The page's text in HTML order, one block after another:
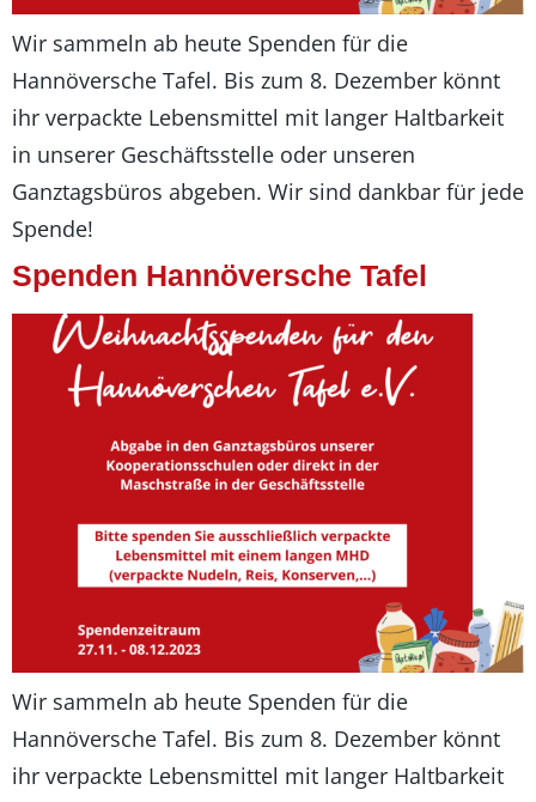
Wir sammeln ab heute Spenden für die
Hannöversche Tafel. Bis zum 8. Dezember könnt
ihr verpackte Lebensmittel mit langer Haltbarkeit
in unserer Geschäftsstelle oder unseren
Ganztagsbüros abgeben. Wir sind dankbar für jede
Spende!
Spenden Hannöversche Tafel
Wir sammeln ab heute Spenden für die
Hannöversche Tafel. Bis zum 8. Dezember könnt
ihr verpackte Lebensmittel mit langer Haltbarkeit